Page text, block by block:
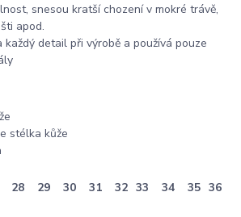
snesou kratší chození v mokré trávě,
apod.
každý detail při výrobě a používá pouze
stélka kůže
28 29 30 31 32 33 34 35 36